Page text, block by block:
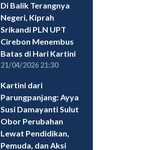
Di Balik Terangnya
Negeri, Kiprah
Srikandi PLN UPT
Cirebon Menembus
Batas di Hari Kartini
21/04/2026 21:30
Kartini dari
Parungpanjang: Ayya
Susi Damayanti Sulut
Obor Perubahan
Lewat Pendidikan,
Pemuda, dan Aksi